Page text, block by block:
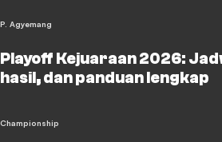
P. Agyemang
Playoff Kejuaraan 2026:
hasil, dan panduan lengkap
Championship